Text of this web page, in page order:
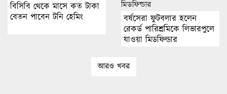
বিসিবি থেকে মাসে কত টাকা
বেতন পাবেন টনি হেমিং
বর্ষসেরা ফুটবলার হলেন
রেকর্ড পারিশ্রমিকে লিভারপুলে
যাওয়া মিডফিল্ডার
আরও খবর